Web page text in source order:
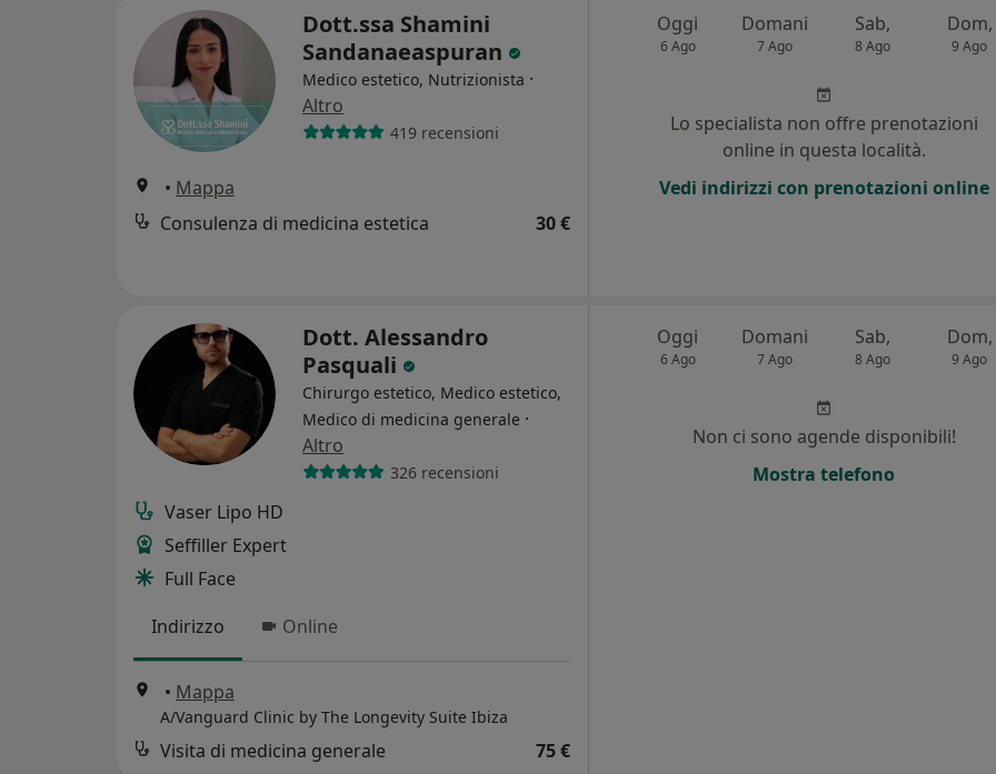
Dott.ssa Shamini
Sandanaeaspuran
Medico estetico, Nutrizionista ·
Altro
419 recensioni
• Mappa
Consulenza di medicina estetica
30 €
Oggi
6 Ago
Domani
7 Ago
Sab,
8 Ago
Dom,
9 Ago
Lo specialista non offre prenotazioni
online in questa località.
Vedi indirizzi con prenotazioni online
Dott. Alessandro
Pasquali
Chirurgo estetico, Medico estetico,
Medico di medicina generale ·
Altro
326 recensioni
Vaser Lipo HD
Seffiller Expert
Full Face
Indirizzo
Online
• Mappa
A/Vanguard Clinic by The Longevity Suite Ibiza
Visita di medicina generale 75 €
Oggi
6 Ago
Domani
7 Ago
Sab,
8 Ago
Dom,
9 Ago
Non ci sono agende disponibili!
Mostra telefono